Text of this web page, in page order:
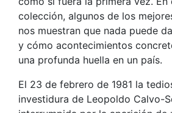
colección, algunos de los
nos muestran que nada puede
y cómo acontecimientos
una profunda huella en un país.
El 23 de febrero de 1981 la
investidura de Leopoldo Calvo-